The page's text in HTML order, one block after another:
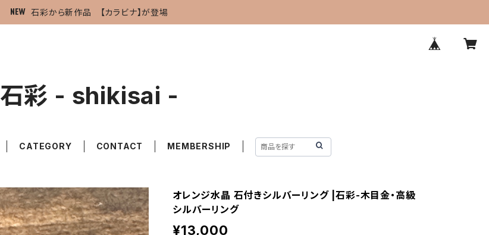
石彩から新作品 【カラビナ】が登場
石彩 - shikisai -
CATEGORY CONTACT MEMBERSHIP
オレンジ水晶 石付きシルバーリング |石彩-木目金・高級
シルバーリング
¥13,000